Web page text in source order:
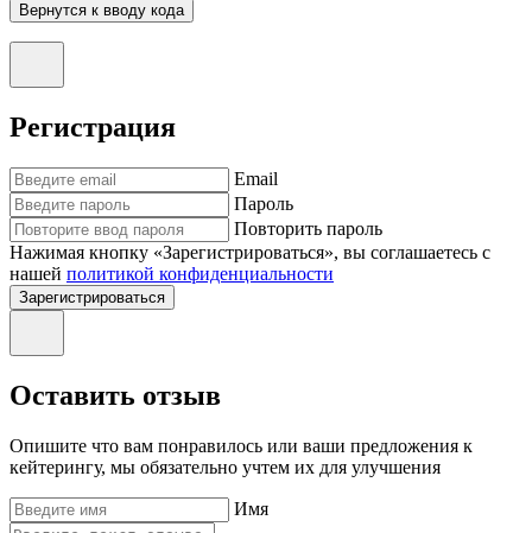
Вернутся к вводу кода
Регистрация
Email
Пароль
Повторить пароль
Нажимая кнопку «Зарегистрироваться», вы соглашаетесь с
нашей политикой конфиденциальности
Зарегистрироваться
Оставить отзыв
Опишите что вам понравилось или ваши предложения к
кейтерингу, мы обязательно учтем их для улучшения
Имя